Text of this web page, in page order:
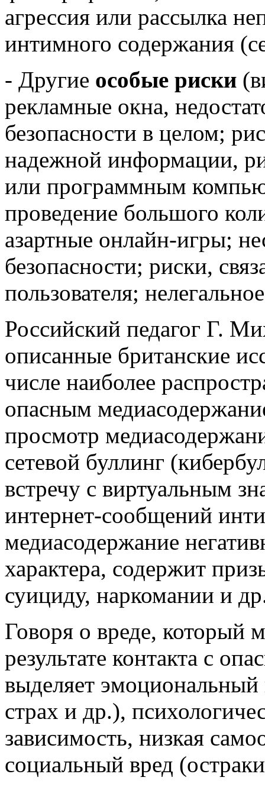
агрессия или рассылка
интимного содержания
- Другие особые риски
рекламные окна,
безопасности в целом;
надежной информации,
или программным
проведение большого
азартные онлайн-игры;
безопасности; риски,
пользователя;
Российский педагог Г.
описанные британские
числе наиболее
опасным
просмотр
сетевой буллинг
встречу с виртуальным
интернет-сообщений
медиасодержание
характера, содержит
суициду, наркомании и
Говоря о вреде, который
результате контакта с
выделяет эмоциональный
страх и др.),
зависимость, низкая
социальный вред